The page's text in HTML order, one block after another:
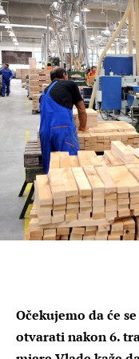
Očekujemo da će
otvarati nakon 6.